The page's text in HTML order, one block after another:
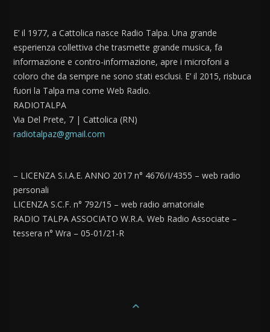
E’ il 1977, a Cattolica nasce Radio Talpa. Una grande
esperienza collettiva che trasmette grande musica, fa
informazione e contro-informazione, apre i microfoni a
coloro che da sempre ne sono stati esclusi. E’ il 2015, risbuca
fuori la Talpa ma come Web Radio.
RADIOTALPA
Via Del Prete, 7 | Cattolica (RN)
radiotalpaz@gmail.com
– LICENZA S.I.A.E. ANNO 2017 n° 4676/I/4355 – web radio
personali
LICENZA S.C.F. n° 792/15 – web radio amatoriale
RADIO TALPA ASSOCIATO W.R.A. Web Radio Associate –
tessera n° Wra – 05-01/21-R